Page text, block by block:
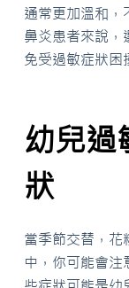
通常更加溫和，
鼻炎患者來說，
免受過敏症狀困
幼兒過
狀
當季節交替，花
中，你可能會注